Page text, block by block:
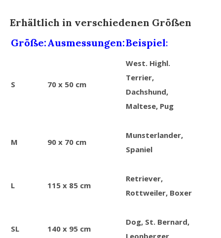
Erhältlich in verschiedenen Größen
Größe:Ausmessungen:Beispiel:
S 70 x 50 cm
West. Highl.
Terrier,
Dachshund,
Maltese, Pug
M 90 x 70 cm
Munsterlander,
Spaniel
L 115 x 85 cm
Retriever,
Rottweiler, Boxer
SL 140 x 95 cm
Dog, St. Bernard,
Leonberger